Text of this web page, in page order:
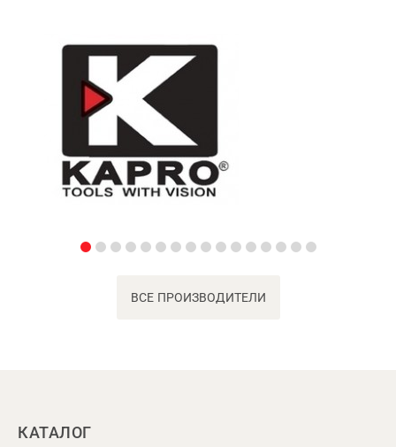
ВСЕ ПРОИЗВОДИТЕЛИ
КАТАЛОГ